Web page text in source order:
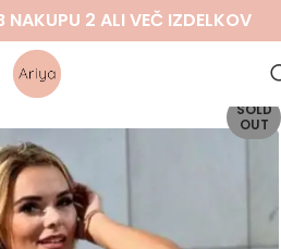
2 ALI VEČ IZDELKOV
SOLD
OUT